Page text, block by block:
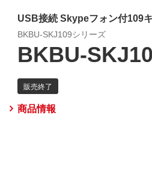
USB接続 Skypeフォン付109
BKBU-SKJ109シリーズ
BKBU-
商品情報